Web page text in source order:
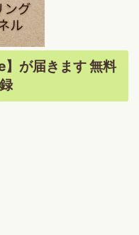
が届きます 無料